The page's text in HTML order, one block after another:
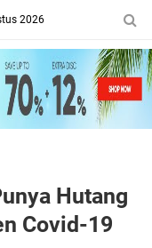
2026
Hutang
Covid-19